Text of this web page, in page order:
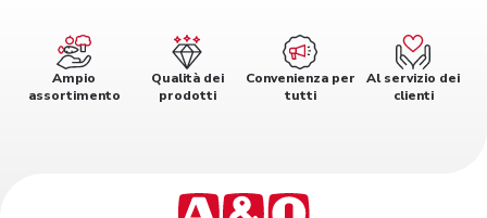
Ampio
assortimento
Qualità dei
prodotti
Convenienza per
tutti
Al servizio dei
clienti